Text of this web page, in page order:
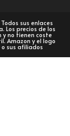
sus enlaces
Los precios de los
y no tienen coste
Amazon y el logo
o sus afiliados